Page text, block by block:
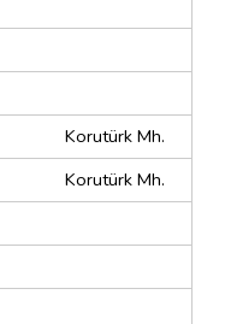
Korutürk Mh.
Korutürk Mh.